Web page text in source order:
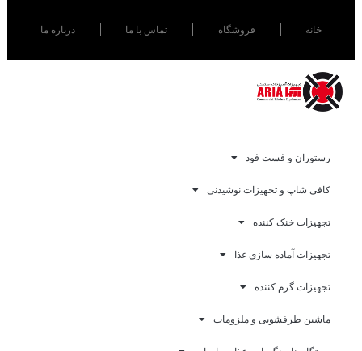
خانه فروشگاه تماس با ما درباره ما
رستوران و فست فود
کافی شاپ و تجهیزات نوشیدنی
تجهیزات خنک کننده
تجهیزات آماده سازی غذا
تجهیزات گرم کننده
ماشین ظرفشویی و ملزومات